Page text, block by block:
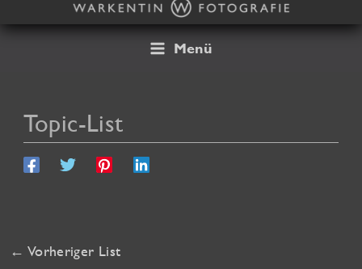
Inhalt
Menü
Topic-List
← Vorheriger List